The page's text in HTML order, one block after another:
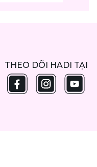
THEO DÕI HADI TẠI